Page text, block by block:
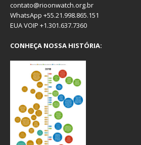
contato@rioonwatch.org.br
WhatsApp +55.21.998.865.151
EUA VOIP +1.301.637.7360
CONHEÇA NOSSA HISTÓRIA: